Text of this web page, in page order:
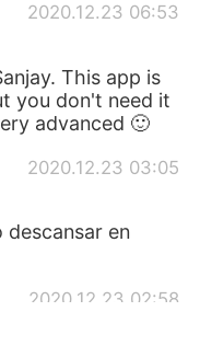
2020.12.23 06:53
This app is
you don't need it
advanced 🙂
2020.12.23 03:05
descansar en
2020.12.23 02:58